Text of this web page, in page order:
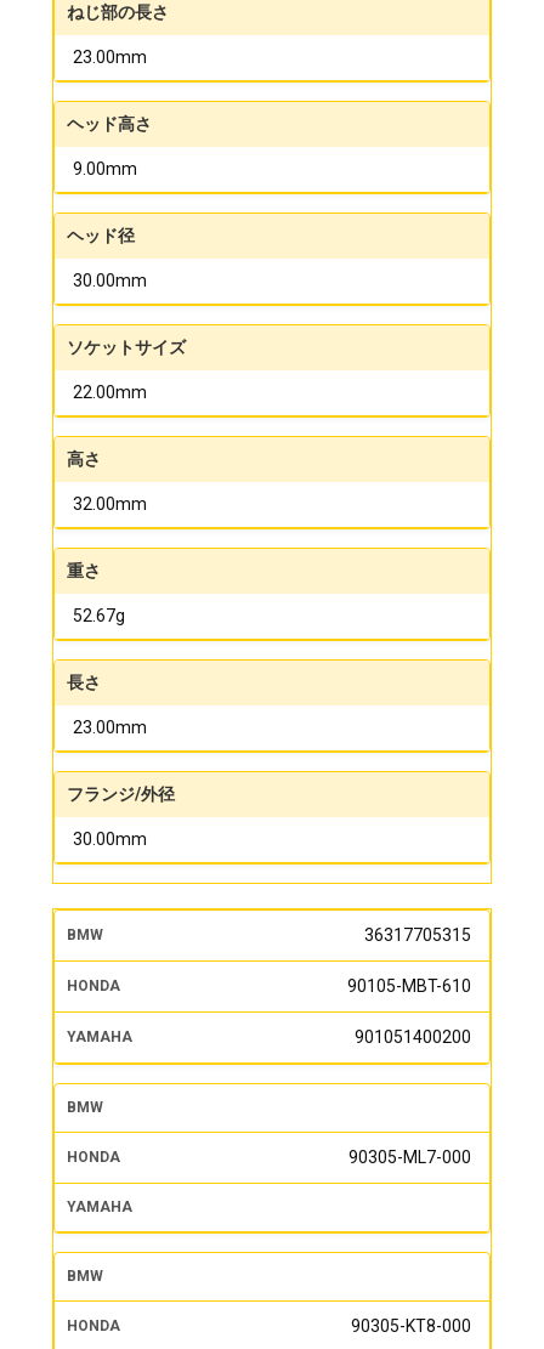
ねじ部の長さ
23.00mm
ヘッド高さ
9.00mm
ヘッド径
30.00mm
ソケットサイズ
22.00mm
高さ
32.00mm
重さ
52.67g
長さ
23.00mm
フランジ/外径
30.00mm
36317705315
90105-MBT-610
901051400200
90305-ML7-000
90305-KT8-000